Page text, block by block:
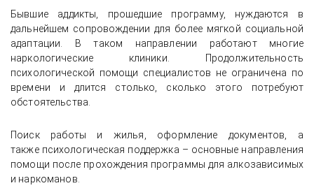
Бывшие аддикты, прошедшие программу, нуждаются в
дальнейшем сопровождении для более мягкой социальной
адаптации. В таком направлении работают многие
наркологические клиники. Продолжительность
психологической помощи специалистов не ограничена по
времени и длится столько, сколько этого потребуют
обстоятельства.
Поиск работы и жилья, оформление документов, а
также психологическая поддержка – основные направления
помощи после прохождения программы для алкозависимых
и наркоманов.